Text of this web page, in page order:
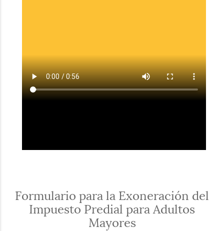
Formulario para la Exoneración del
Impuesto Predial para Adultos
Mayores